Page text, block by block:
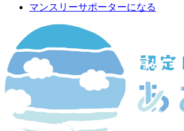
マンスリーサポーターになる